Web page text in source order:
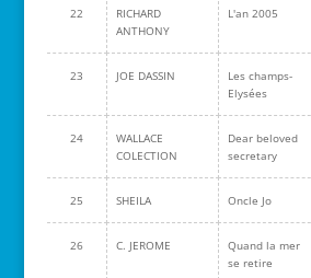
22
RICHARD
ANTHONY
L'an 2005
23 JOE DASSIN
Les champs-
Elysées
24
WALLACE
COLECTION
Dear beloved
secretary
25 SHEILA Oncle Jo
26 C. JEROME
Quand la mer
se retire